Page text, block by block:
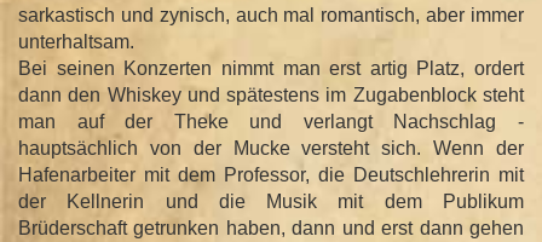
sarkastisch und zynisch, auch mal romantisch, aber immer
unterhaltsam.
Bei seinen Konzerten nimmt man erst artig Platz, ordert
dann den Whiskey und spätestens im Zugabenblock steht
man auf der Theke und verlangt Nachschlag -
hauptsächlich von der Mucke versteht sich. Wenn der
Hafenarbeiter mit dem Professor, die Deutschlehrerin mit
der Kellnerin und die Musik mit dem Publikum
Brüderschaft getrunken haben, dann und erst dann gehen